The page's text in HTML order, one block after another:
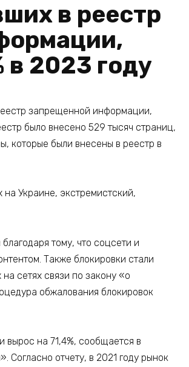
в реестр
в 2023 году
запрещенной информации,
было внесено 529 тысяч страниц,
которые были внесены в реестр в
Украине, экстремистский,
тому, что соцсети и
Также блокировки стали
сетях связи по закону «о
обжалования блокировок
вырос на 71,4%, сообщается в
Согласно отчету, в 2021 году рынок